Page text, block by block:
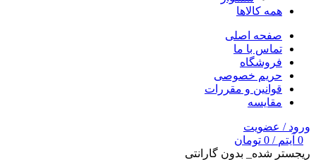
همه کالاها
صفحه اصلی
تماس با ما
فروشگاه
حریم خصوصی
قوانین و مقررات
مقایسه
ورود / عضویت
0 آیتم /
0 تومان
ریجستر شده_ بدون گارانتی